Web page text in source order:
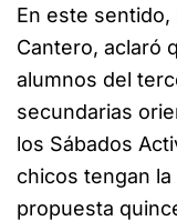
En este sentido,
Cantero, aclaró
alumnos del
secundarias
los Sábados
chicos tengan
propuesta